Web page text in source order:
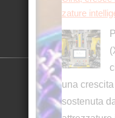
zature
una
sostenuta